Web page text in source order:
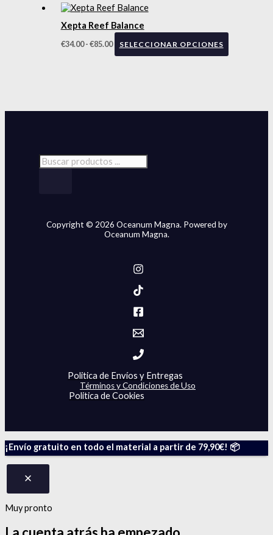
Xepta Reef Balance
€34.00 -€85.00 SELECCIONAR OPCIONES
Copyright © 2026 Oceanum Magna. Powered by
Oceanum Magna.
Politica de Envíos y Entregas
Términos y Condiciones de Uso
Politica de Cookies
¡Envío gratuito en todo el material a partir de 79,90€! 📦
Muy pronto